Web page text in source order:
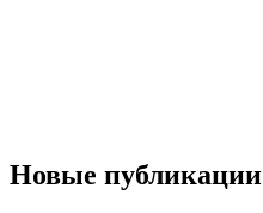
Новые публикации